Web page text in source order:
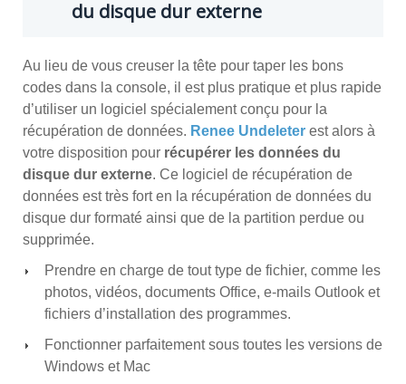
du disque dur externe
Au lieu de vous creuser la tête pour taper les bons
codes dans la console, il est plus pratique et plus rapide
d’utiliser un logiciel spécialement conçu pour la
récupération de données. Renee Undeleter est alors à
votre disposition pour récupérer les données du
disque dur externe. Ce logiciel de récupération de
données est très fort en la récupération de données du
disque dur formaté ainsi que de la partition perdue ou
supprimée.
Prendre en charge de tout type de fichier, comme les
photos, vidéos, documents Office, e-mails Outlook et
fichiers d’installation des programmes.
Fonctionner parfaitement sous toutes les versions de
Windows et Mac